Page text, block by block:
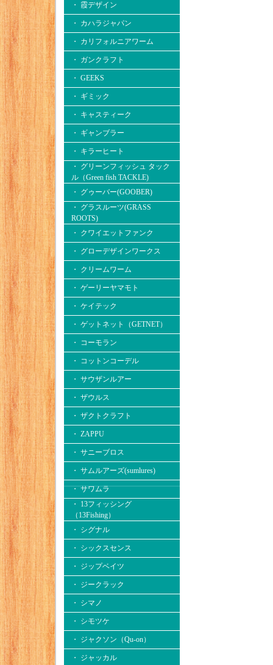
・ 霞デザイン
・ カハラジャパン
・ カリフォルニアワーム
・ ガンクラフト
・ GEEKS
・ ギミック
・ キャスティーク
・ ギャンブラー
・ キラーヒート
・ グリーンフィッシュ タック
ル（Green fish TACKLE)
・ グゥーバー(GOOBER)
・ グラスルーツ(GRASS
ROOTS)
・ クワイエットファンク
・ グローデザインワークス
・ クリームワーム
・ ゲーリーヤマモト
・ ケイテック
・ ゲットネット（GETNET）
・ コーモラン
・ コットンコーデル
・ サウザンルアー
・ ザウルス
・ ザクトクラフト
・ ZAPPU
・ サニーブロス
・ サムルアーズ(sumlures)
・ サワムラ
・ 13フィッシング
（13Fishing）
・ シグナル
・ シックスセンス
・ ジップベイツ
・ ジークラック
・ シマノ
・ シモツケ
・ ジャクソン（Qu-on）
・ ジャッカル